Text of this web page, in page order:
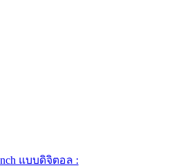
แบบดิจิตอล :